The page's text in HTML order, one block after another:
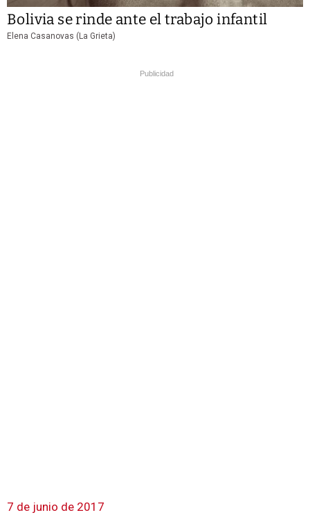
Bolivia se rinde ante el trabajo infantil
Elena Casanovas (La Grieta)
Publicidad
7 de junio de 2017